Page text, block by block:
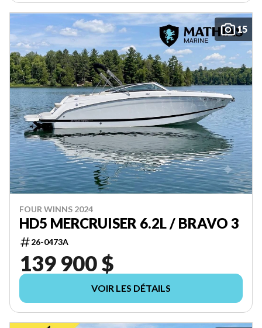
15
FOUR WINNS 2024
HD5 MERCRUISER 6.2L / BRAVO 3
26-0473A
139 900 $
VOIR LES DÉTAILS